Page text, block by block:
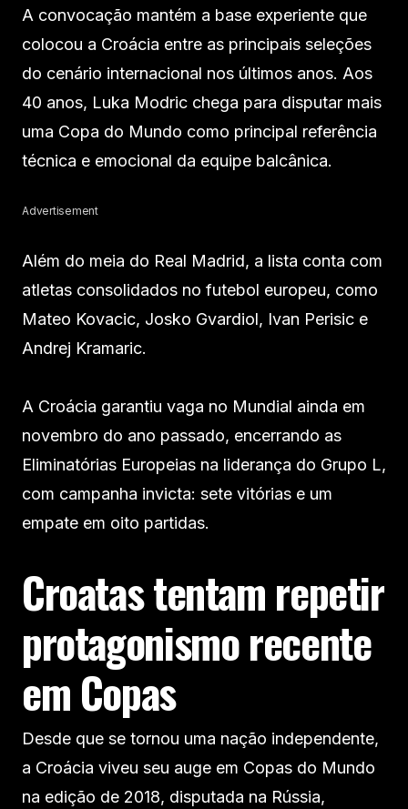
A convocação mantém a base experiente que
colocou a Croácia entre as principais seleções
do cenário internacional nos últimos anos. Aos
40 anos, Luka Modric chega para disputar mais
uma Copa do Mundo como principal referência
técnica e emocional da equipe balcânica.
Advertisement
Além do meia do Real Madrid, a lista conta com
atletas consolidados no futebol europeu, como
Mateo Kovacic, Josko Gvardiol, Ivan Perisic e
Andrej Kramaric.
A Croácia garantiu vaga no Mundial ainda em
novembro do ano passado, encerrando as
Eliminatórias Europeias na liderança do Grupo L,
com campanha invicta: sete vitórias e um
empate em oito partidas.
Croatas tentam repetir
protagonismo recente
em Copas
Desde que se tornou uma nação independente,
a Croácia viveu seu auge em Copas do Mundo
na edição de 2018, disputada na Rússia,